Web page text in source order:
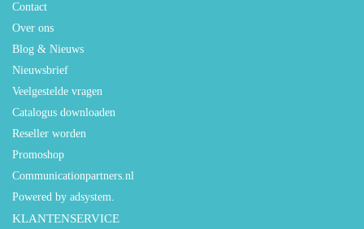
Contact
Over ons
Blog & Nieuws
Nieuwsbrief
Veelgestelde vragen
Catalogus downloaden
Reseller worden
Promoshop
Communicationpartners.nl
Powered by adsystem.
KLANTENSERVICE